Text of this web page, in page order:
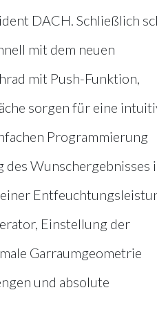
DACH. Schließlich
mit dem neuen
mit Push-Funktion,
sorgen für eine
Programmierung
Wunschergebnisses
Einstellung der
Garraumgeometrie
und absolute